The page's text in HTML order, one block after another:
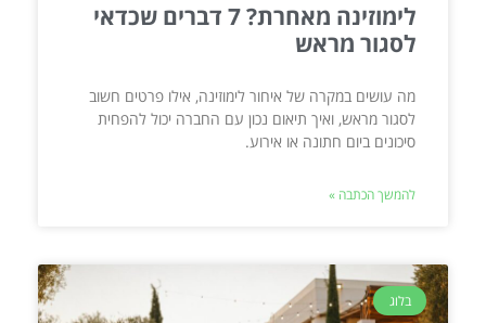
לימוזינה מאחרת? 7 דברים שכדאי
לסגור מראש
מה עושים במקרה של איחור לימוזינה, אילו פרטים חשוב
לסגור מראש, ואיך תיאום נכון עם החברה יכול להפחית
סיכונים ביום חתונה או אירוע.
להמשך הכתבה »
בלוג